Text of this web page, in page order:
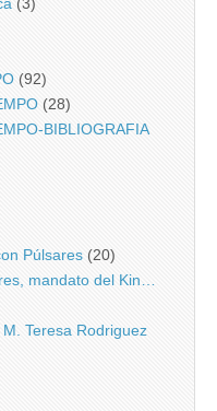
(3)
(92)
(28)
BIBLIOGRAFIA
Púlsares (20)
mandato del Kin…
Teresa Rodriguez